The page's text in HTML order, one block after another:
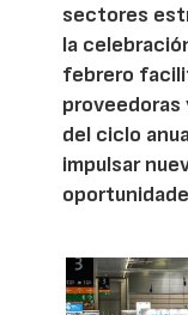
sectores
la
febrero
proveedoras
del ciclo
impulsar